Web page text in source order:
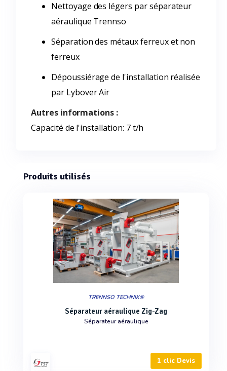
Nettoyage des légers par séparateur
aéraulique Trennso
Séparation des métaux ferreux et non
ferreux
Dépoussiérage de l'installation réalisée
par Lybover Air
Autres informations :
Capacité de l'installation: 7 t/h
Produits utilisés
TRENNSO TECHNIK®
Séparateur aéraulique Zig-Zag
Séparateur aéraulique
1 clic Devis